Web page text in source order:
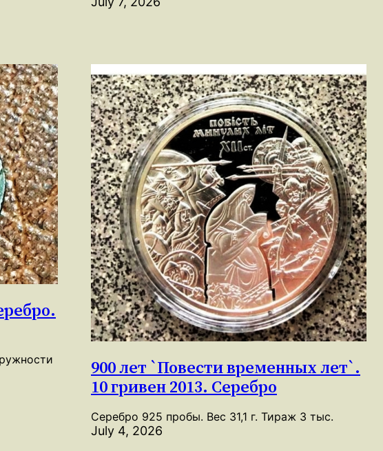
900 лет `Повести временных лет`.
10 гривен 2013. Серебро
Серебро 925 пробы. Вес 31,1 г. Тираж 3 тыс.
July 4, 2026